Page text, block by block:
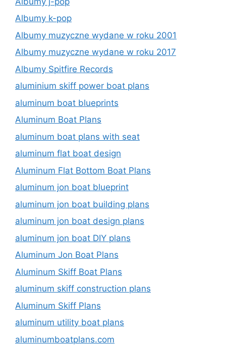
Albumy k-pop
Albumy muzyczne wydane w roku 2001
Albumy muzyczne wydane w roku 2017
Albumy Spitfire Records
aluminium skiff power boat plans
aluminum boat blueprints
Aluminum Boat Plans
aluminum boat plans with seat
aluminum flat boat design
Aluminum Flat Bottom Boat Plans
aluminum jon boat blueprint
aluminum jon boat building plans
aluminum jon boat design plans
aluminum jon boat DIY plans
Aluminum Jon Boat Plans
Aluminum Skiff Boat Plans
aluminum skiff construction plans
Aluminum Skiff Plans
aluminum utility boat plans
aluminumboatplans.com